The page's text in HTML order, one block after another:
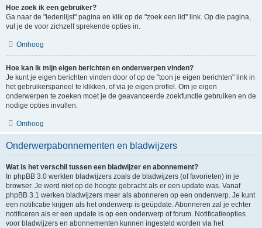
Hoe zoek ik een gebruiker?
Ga naar de "ledenlijst" pagina en klik op de "zoek een lid" link. Op die pagina,
vul je de voor zichzelf sprekende opties in.
Omhoog
Hoe kan ik mijn eigen berichten en onderwerpen vinden?
Je kunt je eigen berichten vinden door of op de "toon je eigen berichten" link in
het gebruikerspaneel te klikken, of via je eigen profiel. Om je eigen
onderwerpen te zoeken moet je de geavanceerde zoekfunctie gebruiken en de
nodige opties invullen.
Omhoog
Onderwerpabonnementen en bladwijzers
Wat is het verschil tussen een bladwijzer en abonnement?
In phpBB 3.0 werkten bladwijzers zoals de bladwijzers (of favorieten) in je
browser. Je werd niet op de hoogte gebracht als er een update was. Vanaf
phpBB 3.1 werken bladwijzers meer als abonneren op een onderwerp. Je kunt
een notificatie krijgen als het onderwerp is geüpdate. Abonneren zal je echter
notificeren als er een update is op een onderwerp of forum. Notificatieopties
voor bladwijzers en abonnementen kunnen ingesteld worden via het